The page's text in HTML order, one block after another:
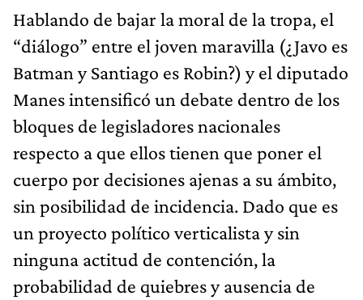
Hablando de bajar la moral de la tropa, el
“diálogo” entre el joven maravilla (¿Javo es
Batman y Santiago es Robin?) y el diputado
Manes intensificó un debate dentro de los
bloques de legisladores nacionales
respecto a que ellos tienen que poner el
cuerpo por decisiones ajenas a su ámbito,
sin posibilidad de incidencia. Dado que es
un proyecto político verticalista y sin
ninguna actitud de contención, la
probabilidad de quiebres y ausencia de